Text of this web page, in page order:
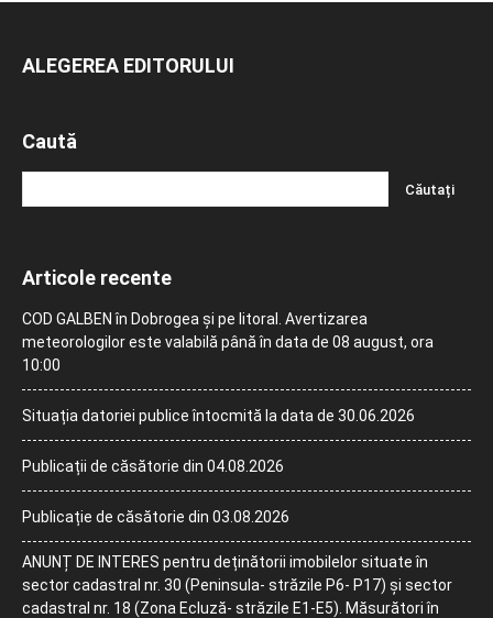
ALEGEREA EDITORULUI
Caută
Articole recente
COD GALBEN în Dobrogea și pe litoral. Avertizarea
meteorologilor este valabilă până în data de 08 august, ora
10:00
Situația datoriei publice întocmită la data de 30.06.2026
Publicații de căsătorie din 04.08.2026
Publicație de căsătorie din 03.08.2026
ANUNȚ DE INTERES pentru deținătorii imobilelor situate în
sector cadastral nr. 30 (Peninsula- străzile P6- P17) și sector
cadastral nr. 18 (Zona Ecluză- străzile E1-E5). Măsurători în